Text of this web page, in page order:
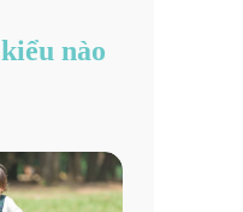
nào